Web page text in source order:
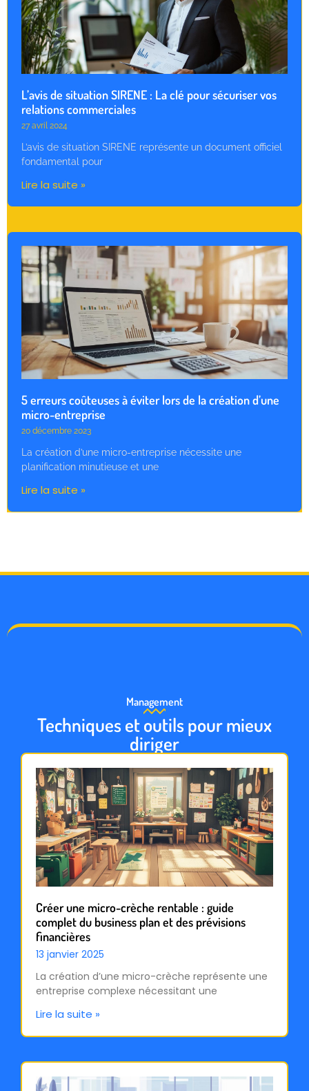
L’avis de situation SIRENE : La clé pour sécuriser vos
relations commerciales
27 avril 2024
L’avis de situation SIRENE représente un document officiel
fondamental pour
Lire la suite »
5 erreurs coûteuses à éviter lors de la création d’une
micro-entreprise
20 décembre 2023
La création d’une micro-entreprise nécessite une
planification minutieuse et une
Lire la suite »
Management
Techniques et outils pour mieux
diriger
Créer une micro-crèche rentable : guide
complet du business plan et des prévisions
financières
13 janvier 2025
La création d’une micro-crèche représente une
entreprise complexe nécessitant une
Lire la suite »